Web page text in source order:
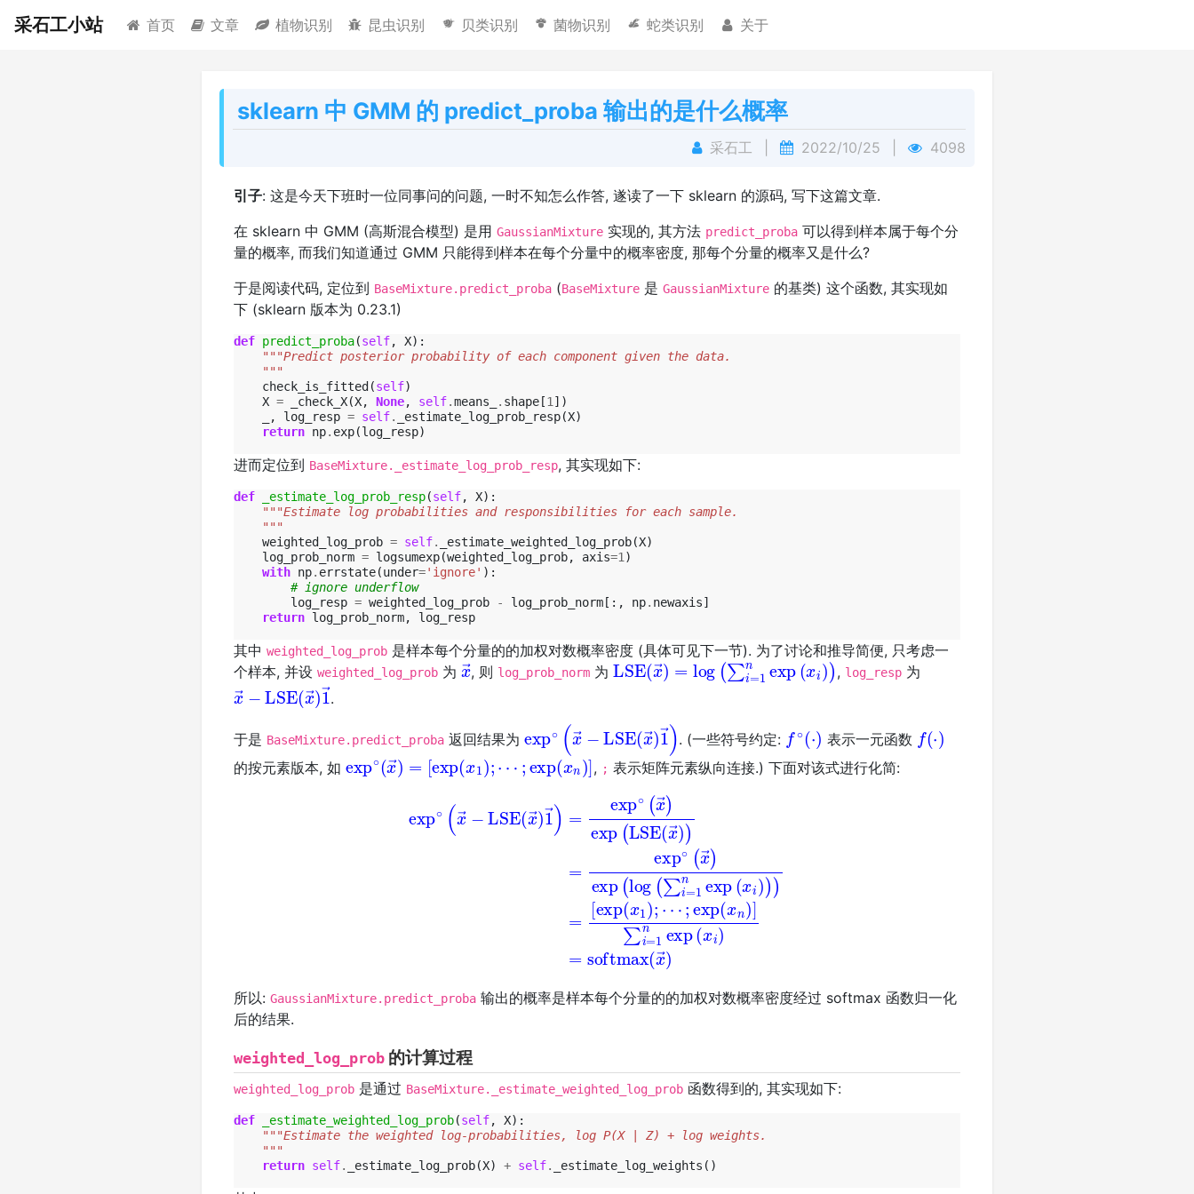
采石工小站 首页 文章 植物识别 昆虫识别 贝类识别 菌物识别 蛇类识别 关于
sklearn 中 GMM 的 predict_proba 输出的是什么概率
采石工 2022/10/25 4098
引子: 这是今天下班时一位同事问的问题, 一时不知怎么作答, 遂读了一下 sklearn 的源码, 写下这篇文章.
在 sklearn 中 GMM (高斯混合模型) 是用 GaussianMixture 实现的, 其方法 predict_proba 可以得到样本属于每个分
量的概率, 而我们知道通过 GMM 只能得到样本在每个分量中的概率密度, 那每个分量的概率又是什么?
于是阅读代码, 定位到 BaseMixture.predict_proba (BaseMixture 是 GaussianMixture 的基类) 这个函数, 其实现如
下 (sklearn 版本为 0.23.1)
def predict_proba(self, X):
"""Predict posterior probability of each component given the data.
    """
check_is_fitted (self)
X = _check_X(X, None, self.means_ . shape [1 ])
, log_resp = self. _estimate_log_prob_resp(X)
return np. exp(log_resp)
进而定位到 BaseMixture._estimate_log_prob_resp, 其实现如下:
def _estimate_log_prob_resp(self, X):
"""Estimate log probabilities and responsibilities for each sample.
    """
weighted_log_prob = self. _estimate_weighted_log_prob(X)
log_prob_norm = logsumexp(weighted_log_prob, axis=1 )
with np. errstate(under='ignore' ):
# ignore underflow
log_resp = weighted_log_prob - log_prob_norm [:, np. newaxis]
return log_prob_norm, log_resp
其中 weighted_log_prob 是样本每个分量的的加权对数概率密度 (具体可见下一节). 为了讨论和推导简便, 只考虑一
个样本, 并设 weighted_log_prob 为 x→
, 则 log_prob_norm 为LSE(x→)=log (∑i= 1n exp(xi)), log_resp为
x − LSE(x→.
于是 BaseMixture.predict_proba 返回结果为 exp∘(x − LSE(x→ → )
. (一些符号约定: f∘ (⋅ ) 表示一元函数 f(⋅ )
的按元素版本, 如 exp∘(x = exp x
exp( ) , ; 表示矩阵元素纵向连接.) 下面对该式进行化简:
) =exp
exp (xi)
所以: GaussianMixture.predict_proba 输出的概率是样本每个分量的的加权对数概率密度经过 softmax 函数归一化
后的结果.
weighted_log_prob 的计算过程
weighted_log_prob 是通过 BaseMixture._estimate_weighted_log_prob 函数得到的, 其实现如下:
def _estimate_weighted_log_prob(self, X):
"""Estimate the weighted log-probabilities, log P(X | Z) + log weights.
    """
return self. _estimate_log_prob(X) + self. _estimate_log_weights ()